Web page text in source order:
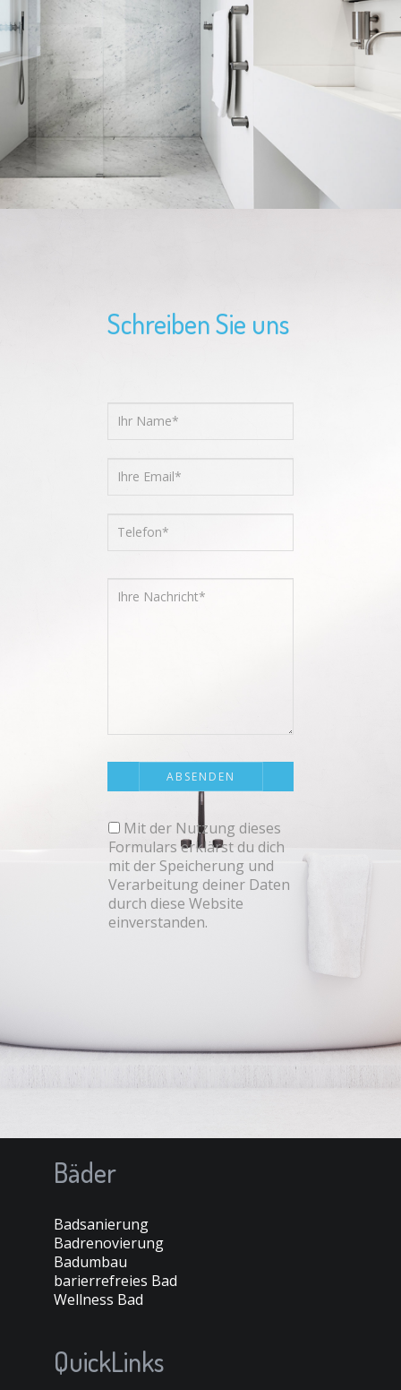
Schreiben Sie uns
Mit der Nutzung dieses
Formulars erklärst du dich
mit der Speicherung und
Verarbeitung deiner Daten
durch diese Website
einverstanden.
Bäder
Badsanierung
Badrenovierung
Badumbau
barierrefreies Bad
Wellness Bad
QuickLinks